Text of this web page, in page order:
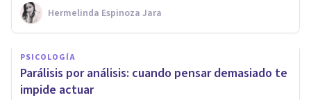
Hermelinda Espinoza Jara
PSICOLOGÍA
Parálisis por análisis: cuando pensar demasiado te
impide actuar